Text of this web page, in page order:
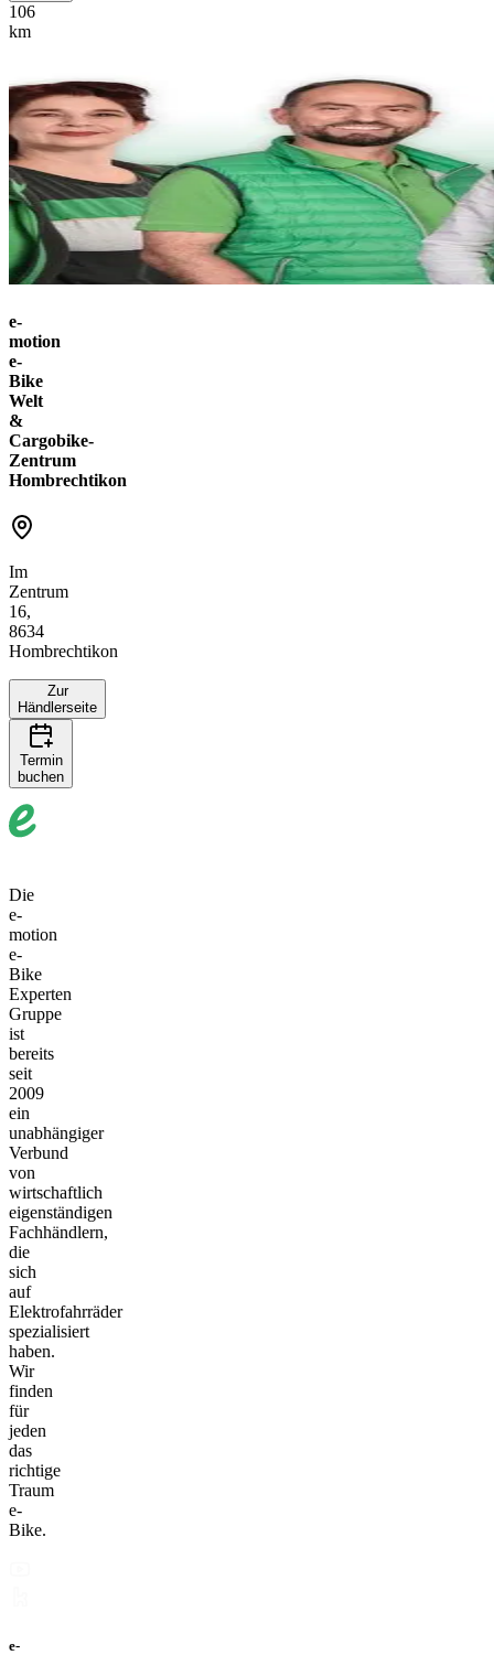
106
km
e-
motion
e-
Bike
Welt
&
Cargobike-
Zentrum
Hombrechtikon
Im
Zentrum
16,
8634
Hombrechtikon
Zur
Händlerseite
Termin
buchen
+
20 km
Die
e-
motion
e-
Bike
Experten
Gruppe
ist
bereits
seit
2009
ein
unabhängiger
Verbund
von
wirtschaftlich
eigenständigen
Fachhändlern,
die
sich
auf
Elektrofahrräder
spezialisiert
haben.
Wir
finden
für
jeden
das
richtige
Traum
e-
Bike.
e-